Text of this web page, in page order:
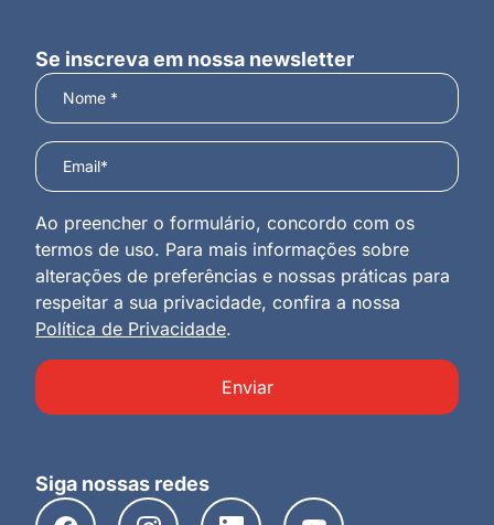
Se inscreva em nossa newsletter
Ao preencher o formulário, concordo com os
termos de uso. Para mais informações sobre
alterações de preferências e nossas práticas para
respeitar a sua privacidade, confira a nossa
Política de Privacidade.
Enviar
Siga nossas redes